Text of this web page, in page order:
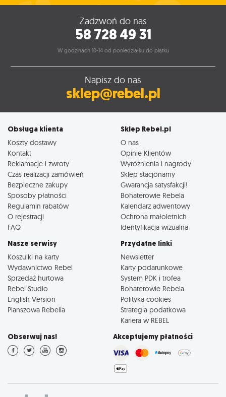
Zadzwoń do nas
58 728 49 31
W godzinach 10-14 od poniedziałku do piątku
Napisz do nas
sklep@rebel.pl
Obsługa klienta
Koszty dostawy
Kontakt
Reklamacje i zwroty
Czas realizacji zamówień
Bezpieczne zakupy
Sposoby płatności
Regulamin rabatów
O rejestracji
FAQ
Sklep Rebel.pl
O nas
Opinie Klientów
Wyróżnienia i nagrody
Sklep stacjonarny
Gwarancja satysfakcji!
Bohaterowie Rebela
Kalendarz adwentowy
Ochrona małoletnich
Identyfikacja wizualna
Nasze serwisy
Koszulki na karty
Wydawnictwo Rebel
Sprzedaż hurtowa
Rebel Studio
English Version
Planszowa Rebelia
Przydatne linki
Newsletter
Karty podarunkowe
System PDK i trofea
Bohaterowie Rebela
Polityka cookies
Strategia podatkowa
Kariera w REBEL
Obserwuj nas! Akceptujemy płatności